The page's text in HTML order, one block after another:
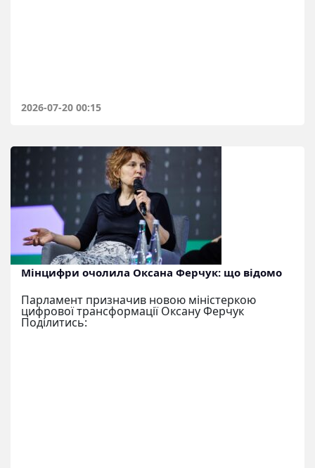
2026-07-20 00:15
Мінцифри очолила Оксана Ферчук: що відомо
Парламент призначив новою міністеркою
цифрової трансформації Оксану Ферчук
Поділитись: